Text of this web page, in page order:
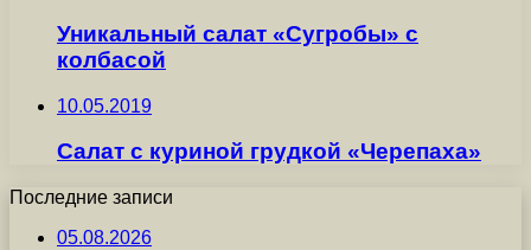
Уникальный салат «Сугробы» с
колбасой
10.05.2019
Салат с куриной грудкой «Черепаха»
Последние записи
05.08.2026